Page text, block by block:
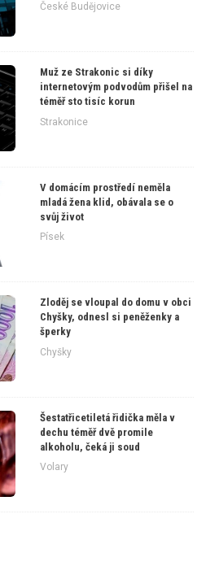
České Budějovice
Muž ze Strakonic si díky
internetovým podvodům přišel na
téměř sto tisíc korun
Strakonice
V domácím prostředí neměla
mladá žena klid, obávala se o
svůj život
Písek
Zloděj se vloupal do domu v obci
Chyšky, odnesl si peněženky a
šperky
Chyšky
Šestatřicetiletá řidička měla v
dechu téměř dvě promile
alkoholu, čeká ji soud
Volary